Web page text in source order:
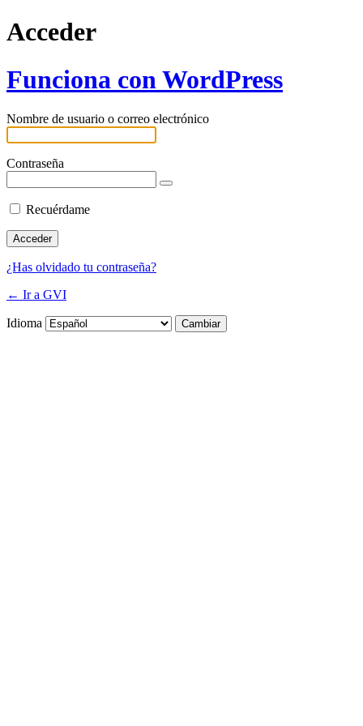
Acceder
Funciona con WordPress
Nombre de usuario o correo electrónico
Contraseña
Recuérdame
¿Has olvidado tu contraseña?
← Ir a GVI
Idioma